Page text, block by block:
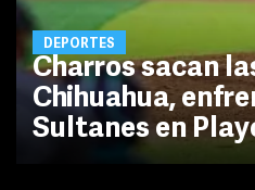
DEPORTES
Charros sacan
Chihuahua,
Sultanes en